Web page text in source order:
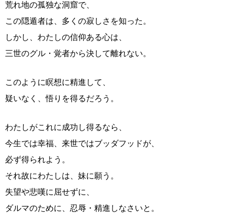
荒れ地の孤独な洞窟で、
この隠遁者は、多くの寂しさを知った。
しかし、わたしの信仰ある心は、
三世のグル・覚者から決して離れない。
このように瞑想に精進して、
疑いなく、悟りを得るだろう。
わたしがこれに成功し得るなら、
今生では幸福、来世ではブッダフッドが、
必ず得られよう。
それ故にわたしは、妹に願う。
失望や悲嘆に屈せずに、
ダルマのために、忍辱・精進しなさいと。